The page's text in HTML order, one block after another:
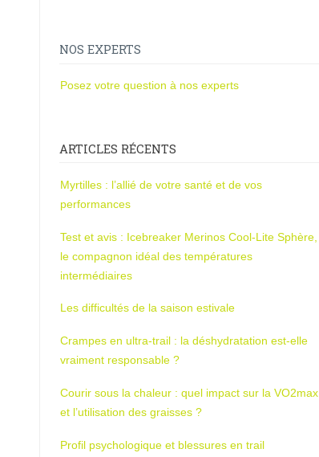
NOS EXPERTS
Posez votre question à nos experts
ARTICLES RÉCENTS
Myrtilles : l’allié de votre santé et de vos
performances
Test et avis : Icebreaker Merinos Cool-Lite Sphère,
le compagnon idéal des températures
intermédiaires
Les difficultés de la saison estivale
Crampes en ultra-trail : la déshydratation est-elle
vraiment responsable ?
Courir sous la chaleur : quel impact sur la VO2max
et l’utilisation des graisses ?
Profil psychologique et blessures en trail